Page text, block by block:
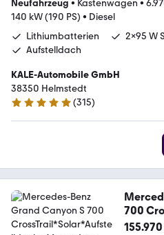
Neufahrzeug • Kastenwagen •
140 kW (190 PS) • Diesel
Lithiumbatterien
2x95 W
Aufstelldach
KALE-Automobile GmbH
38350 Helmstedt
4.8 Sterne
(315)
700